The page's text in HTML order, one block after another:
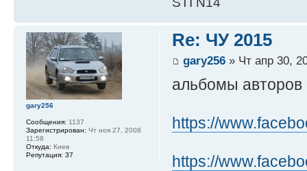
Re: ЧУ 2015
gary256» Чт апр 30,
альбомы авторов
https://
https://
gary256
Сообщения: 1137
Зарегистрирован: Чт ноя 27, 2008
11:58
Откуда: Киев
Репутация: 37